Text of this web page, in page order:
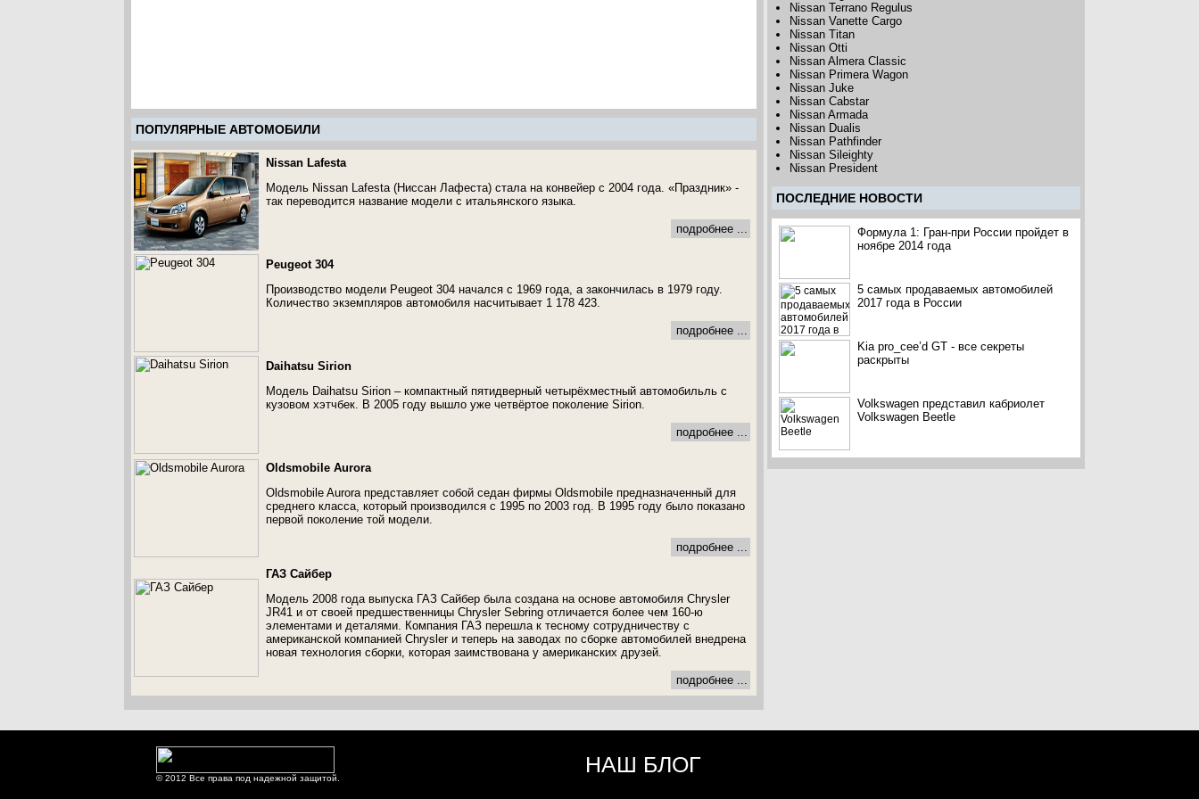
ПОПУЛЯРНЫЕ АВТОМОБИЛИ
Nissan Lafesta
Модель Nissan Lafesta (Ниссан Лафеста) стала на конвейер с 2004 года. «Праздник» -
так переводится название модели с итальянского языка.
подробнее ...
Peugeot 304
Производство модели Peugeot 304 начался с 1969 года, а закончилась в 1979 году.
Количество экземпляров автомобиля насчитывает 1 178 423.
подробнее ...
Daihatsu Sirion
Модель Daihatsu Sirion – компактный пятидверный четырёхместный автомобильль с
кузовом хэтчбек. В 2005 году вышло уже четвёртое поколение Sirion.
подробнее ...
Oldsmobile Aurora
Oldsmobile Aurora представляет собой седан фирмы Oldsmobile предназначенный для
среднего класса, который производился с 1995 по 2003 год. В 1995 году было показано
первой поколение той модели.
подробнее ...
ГАЗ Сайбер
Модель 2008 года выпуска ГАЗ Сайбер была создана на основе автомобиля Chrysler
JR41 и от своей предшественницы Chrysler Sebring отличается более чем 160-ю
элементами и деталями. Компания ГАЗ перешла к тесному сотрудничеству с
американской компанией Chrysler и теперь на заводах по сборке автомобилей внедрена
новая технология сборки, которая заимствована у американских друзей.
подробнее ...
Nissan Terrano Regulus
Nissan Vanette Cargo
Nissan Titan
Nissan Otti
Nissan Almera Classic
Nissan Primera Wagon
Nissan Juke
Nissan Cabstar
Nissan Armada
Nissan Dualis
Nissan Pathfinder
Nissan Sileighty
Nissan President
ПОCЛЕДНИЕ НОВОСТИ
Формула 1: Гран-при России пройдет в
ноябре 2014 года
5 самых продаваемых автомобилей
2017 года в России
Kia pro_cee’d GT - все секреты
раскрыты
Volkswagen представил кабриолет
Volkswagen Beetle
© 2012 Все права под надежной защитой.
НАШ БЛОГ